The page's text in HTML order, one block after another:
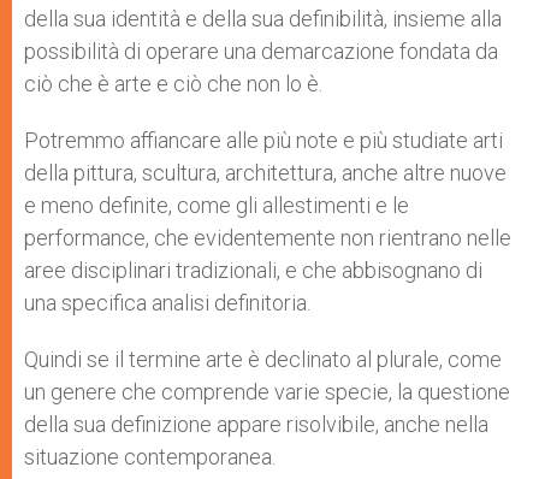
della sua identità e della sua definibilità, insieme alla
possibilità di operare una demarcazione fondata da
ciò che è arte e ciò che non lo è.
Potremmo affiancare alle più note e più studiate arti
della pittura, scultura, architettura, anche altre nuove
e meno definite, come gli allestimenti e le
performance, che evidentemente non rientrano nelle
aree disciplinari tradizionali, e che abbisognano di
una specifica analisi definitoria.
Quindi se il termine arte è declinato al plurale, come
un genere che comprende varie specie, la questione
della sua definizione appare risolvibile, anche nella
situazione contemporanea.